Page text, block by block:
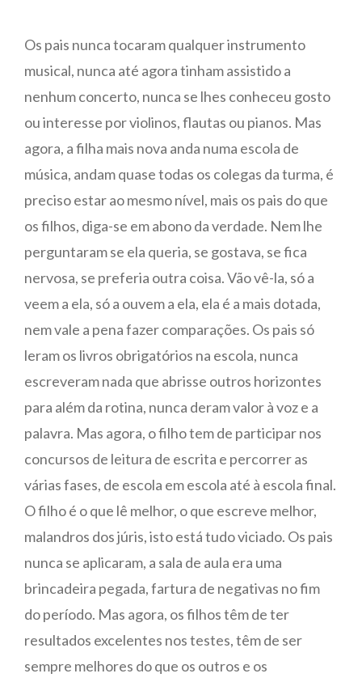
Os pais nunca tocaram qualquer instrumento
musical, nunca até agora tinham assistido a
nenhum concerto, nunca se lhes conheceu gosto
ou interesse por violinos, flautas ou pianos. Mas
agora, a filha mais nova anda numa escola de
música, andam quase todas os colegas da turma, é
preciso estar ao mesmo nível, mais os pais do que
os filhos, diga-se em abono da verdade. Nem lhe
perguntaram se ela queria, se gostava, se fica
nervosa, se preferia outra coisa. Vão vê-la, só a
veem a ela, só a ouvem a ela, ela é a mais dotada,
nem vale a pena fazer comparações. Os pais só
leram os livros obrigatórios na escola, nunca
escreveram nada que abrisse outros horizontes
para além da rotina, nunca deram valor à voz e a
palavra. Mas agora, o filho tem de participar nos
concursos de leitura de escrita e percorrer as
várias fases, de escola em escola até à escola final.
O filho é o que lê melhor, o que escreve melhor,
malandros dos júris, isto está tudo viciado. Os pais
nunca se aplicaram, a sala de aula era uma
brincadeira pegada, fartura de negativas no fim
do período. Mas agora, os filhos têm de ter
resultados excelentes nos testes, têm de ser
sempre melhores do que os outros e os